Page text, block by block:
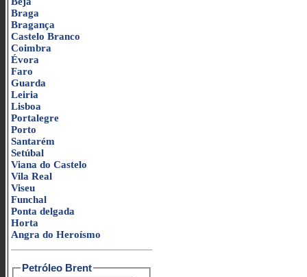
Braga
Bragança
Castelo Branco
Coimbra
Évora
Faro
Guarda
Leiria
Lisboa
Portalegre
Porto
Santarém
Setúbal
Viana do Castelo
Vila Real
Viseu
Funchal
Ponta delgada
Horta
Angra do Heroísmo
Petróleo Brent